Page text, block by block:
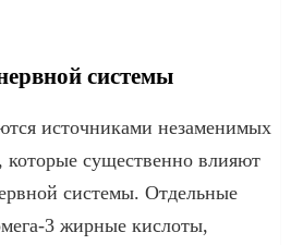
системы
источниками незаменимых
которые существенно влияют
системы. Отдельные
3 жирные кислоты,